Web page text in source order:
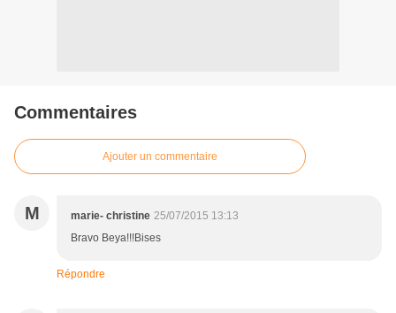
Commentaires
Ajouter un commentaire
M marie- christine 25/07/2015 13:13
Bravo Beya!!!Bises
Répondre